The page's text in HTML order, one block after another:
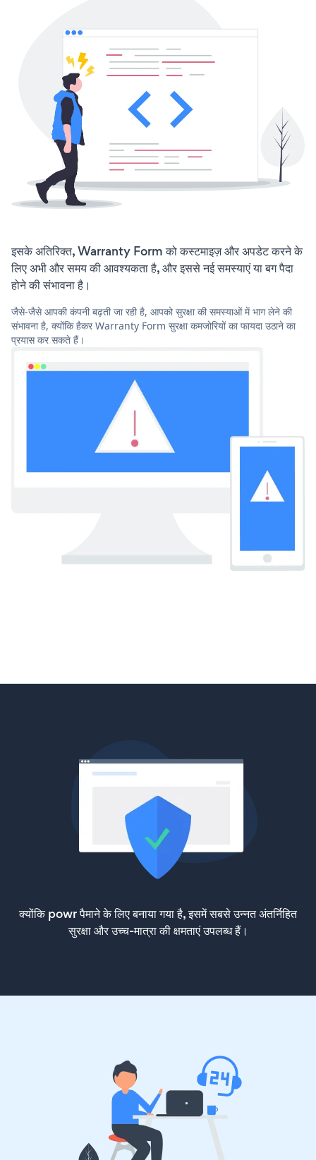
इसके अतिरिक्त, Warranty Form को कस्टमाइज़ और अपडेट करने के
लिए अभी और समय की आवश्यकता है, और इससे नई समस्याएं या बग पैदा
होने की संभावना है।
जैसे-जैसे आपकी कंपनी बढ़ती जा रही है, आपको सुरक्षा की समस्याओं में भाग लेने की
संभावना है, क्योंकि हैकर Warranty Form सुरक्षा कमजोरियों का फायदा उठाने का
प्रयास कर सकते हैं।
क्योंकि powr पैमाने के लिए बनाया गया है, इसमें सबसे उन्नत अंतर्निहित
सुरक्षा और उच्च-मात्रा की क्षमताएं उपलब्ध हैं।